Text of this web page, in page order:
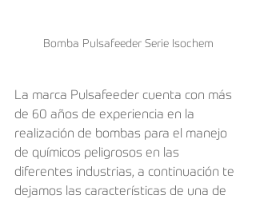
Bomba Pulsafeeder Serie Isochem
La marca Pulsafeeder cuenta con más
de 60 años de experiencia en la
realización de bombas para el manejo
de químicos peligrosos en las
diferentes industrias, a continuación te
dejamos las características de una de